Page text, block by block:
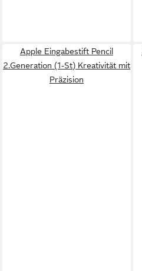
Apple Eingabestift Pencil
2.Generation (1-St) Kreativität mit
Präzision